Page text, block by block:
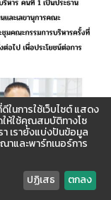
นการใช้เว็บไซต์ แสดง
ให้ใช้คุณสมบัติทางโซ
า เรายังแบ่งปันข้อมูล
าและพาร์ทเนอร์การ
ปฏิเสธ ตกลง